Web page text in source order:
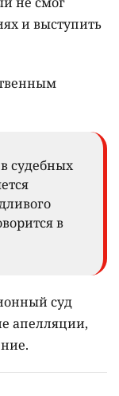
и выступить
судебных
в
суд
апелляции,